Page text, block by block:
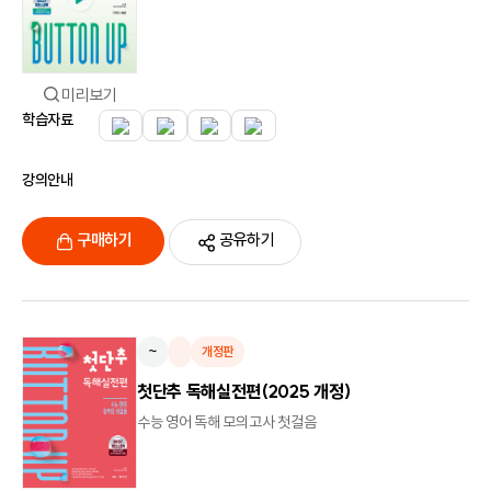
미리보기
학습자료
강의안내
구매하기 공유하기
~ 개정판
첫단추 독해실전편(2025 개정)
수능 영어 독해 모의고사 첫걸음